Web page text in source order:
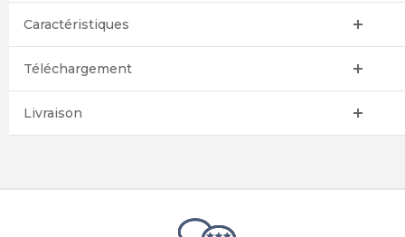
Caractéristiques
Téléchargement
Livraison